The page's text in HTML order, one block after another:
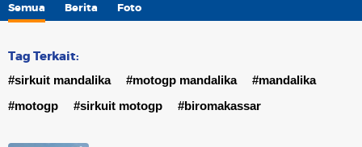
Semua Berita Foto
Tag Terkait:
#sirkuit mandalika #motogp mandalika
#mandalika
#motogp
#sirkuit motogp #biromakassar